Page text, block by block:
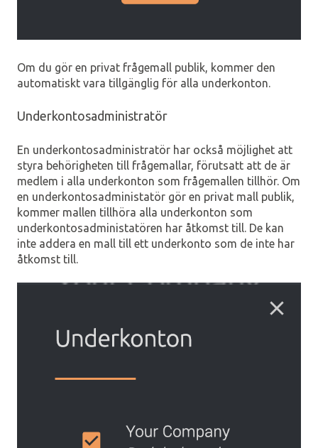
Om du gör en privat frågemall publik, kommer den
automatiskt vara tillgänglig för alla underkonton.
Underkontosadministratör
En underkontosadministratör har också möjlighet att
styra behörigheten till frågemallar, förutsatt att de är
medlem i alla underkonton som frågemallen tillhör. Om
en underkontosadministatör gör en privat mall publik,
kommer mallen tillhöra alla underkonton som
underkontosadministatören har åtkomst till. De kan
inte addera en mall till ett underkonto som de inte har
åtkomst till.